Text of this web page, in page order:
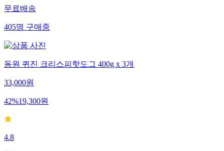
무료배송
405명구매중
동원 퀴진 크리스피핫도그 400g x 3개
33,000원
42%19,300원
4.8